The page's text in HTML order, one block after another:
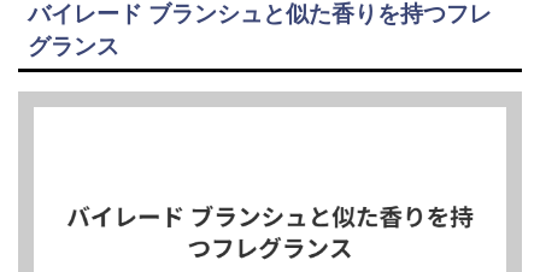
バイレード ブランシュと似た香りを持つフレ
グランス